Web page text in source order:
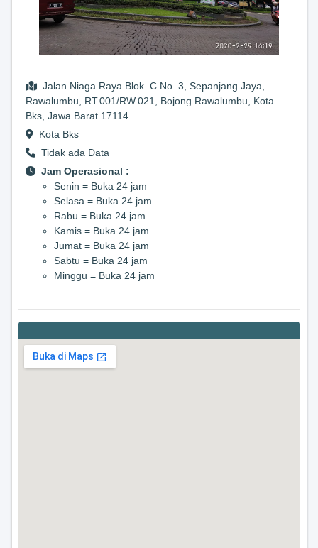
Jalan Niaga Raya Blok. C No. 3, Sepanjang Jaya,
Rawalumbu, RT.001/RW.021, Bojong Rawalumbu, Kota
Bks, Jawa Barat 17114
Kota Bks
Tidak ada Data
Jam Operasional :
Senin = Buka 24 jam
Selasa = Buka 24 jam
Rabu = Buka 24 jam
Kamis = Buka 24 jam
Jumat = Buka 24 jam
Sabtu = Buka 24 jam
Minggu = Buka 24 jam